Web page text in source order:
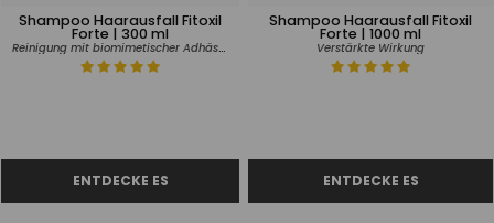
Shampoo Haarausfall Fitoxil
Forte | 300 ml
Reinigung mit biomimetischer Adhäsion
Shampoo Haarausfall Fitoxil
Forte | 1000 ml
Verstärkte Wirkung